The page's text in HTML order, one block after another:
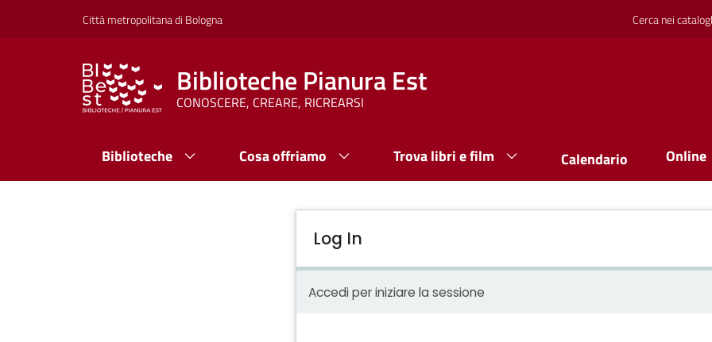
Città metropolitana di Bologna Cerca nei
Biblioteche Pianura Est
CONOSCERE, CREARE, RICREARSI
Biblioteche Cosa offriamo Trova libri e film Calendario Online
Log In
Accedi per iniziare la sessione